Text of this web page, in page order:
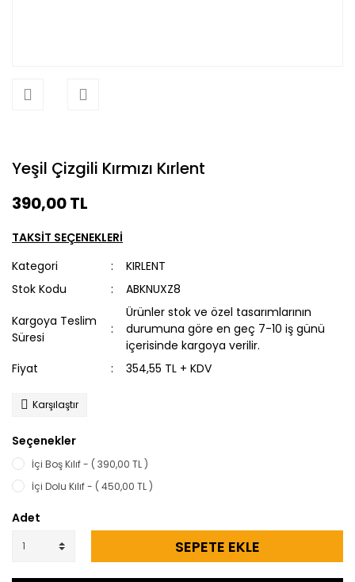
Yeşil Çizgili Kırmızı Kırlent
390,00 TL
TAKSİT SEÇENEKLERİ
Kategori
KIRLENT
Stok Kodu
ABKNUXZ8
Kargoya Teslim
Süresi
Ürünler stok ve özel tasarımlarının
durumuna göre en geç 7-10 iş günü
içerisinde kargoya verilir.
Fiyat
354,55 TL + KDV
Karşılaştır
Seçenekler
İçi Boş Kılıf - ( 390,00 TL )
İçi Dolu Kılıf - ( 450,00 TL )
Adet
SEPETE EKLE